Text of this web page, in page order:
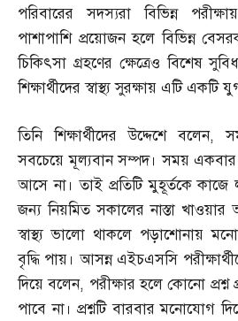
পরিবারের সদস্যরা বিভিন্ন
পাশাপাশি প্রয়োজন হলে বিভিন্ন
চিকিৎসা গ্রহণের ক্ষেত্রেও বিশেষ
শিক্ষার্থীদের স্বাস্থ্য সুরক্ষায় এটি একটি
তিনি শিক্ষার্থীদের উদ্দেশে বলেন,
সবচেয়ে মূল্যবান সম্পদ। সময়
আসে না। তাই প্রতিটি মুহূর্তকে কাজে
জন্য নিয়মিত সকালের নাস্তা
স্বাস্থ্য ভালো থাকলে পড়াশোনায়
বৃদ্ধি পায়। আসন্ন এইচএসসি
দিয়ে বলেন, পরীক্ষার হলে কোনো
পাবে না। প্রশ্নটি বারবার মনোযোগ